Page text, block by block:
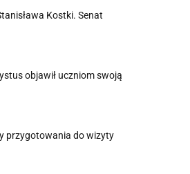
Kostki. Senat
objawił uczniom swoją
przygotowania do wizyty